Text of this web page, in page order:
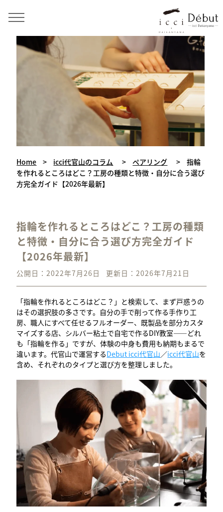
手作り結婚指輪・婚約指輪・ペアリング icci 代官山
Home > icci代官山のコラム > ペアリング >
指輪
を作れるところはどこ？工房の種類と特徴・自分に合う選び
方完全ガイド【2026年最新】
指輪を作れるところはどこ？工房の種類
と特徴・自分に合う選び方完全ガイド
【2026年最新】
公開日：2022年7月26日 更新日：2026年7月21日
「指輪を作れるところはどこ？」と検索して、まず戸惑うの
はその選択肢の多さです。自分の手で削って作る手作り工
房、職人にすべて任せるフルオーダー、既製品を部分カスタ
マイズする店、シルバー粘土で自宅で作るDIY教室——どれ
も「指輪を作る」ですが、体験の中身も費用も納期もまるで
違います。代官山で運営するDebut icci代官山／icci代官山を
含め、それぞれのタイプと選び方を整理しました。